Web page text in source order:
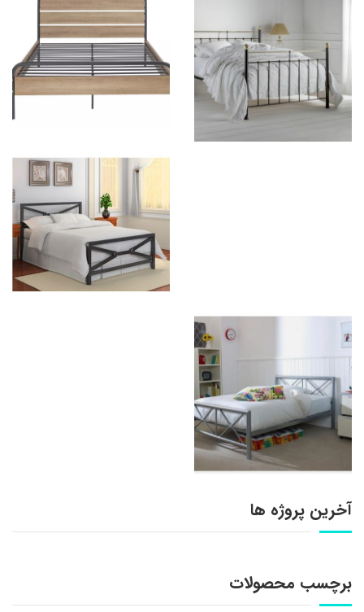
آخرین پروژه ها
برچسب محصولات